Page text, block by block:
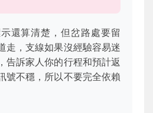
還算清楚，但岔路處要留
走，支線如果沒經驗容易迷
告訴家人你的行程和預計返
號不穩，所以不要完全依賴